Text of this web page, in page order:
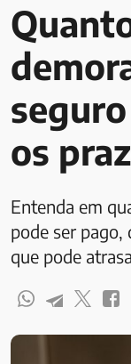
os
Entenda em
pode ser pago,
que pode